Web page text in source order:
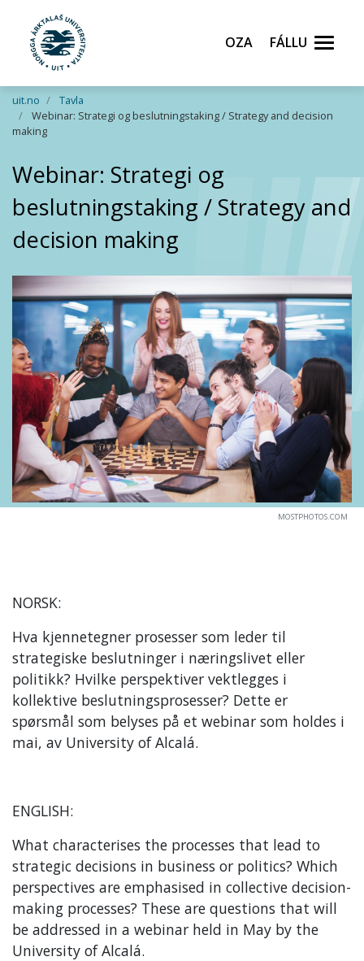
Gå til hovedinnhold
Oza Fállu
uit.no
Tavla
Webinar: Strategi og beslutningstaking / Strategy and decision
making
Webinar: Strategi og
beslutningstaking / Strategy and
decision making
MOSTPHOTOS.COM
NORSK:
Hva kjennetegner prosesser som leder til
strategiske beslutninger i næringslivet eller
politikk? Hvilke perspektiver vektlegges i
kollektive beslutningsprosesser? Dette er
spørsmål som belyses på et webinar som holdes i
mai, av University of Alcalá.
ENGLISH:
What characterises the processes that lead to
strategic decisions in business or politics? Which
perspectives are emphasised in collective decision-
making processes? These are questions that will
be addressed in a webinar held in May by the
University of Alcalá.